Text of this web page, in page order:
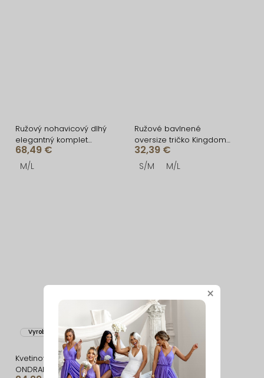
Ružový nohavicový dlhý
elegantný komplet
IMPACT
68,49 €
M/L
Ružové bavlnené
oversize tričko Kingdom
s perlami
32,39 €
S/M M/L
Vyrobené v EÚ
Kvetinový elegantný top
ONDRALIS
Vyrobené v EÚ
Staroružový basic
nohavicový komplet
×